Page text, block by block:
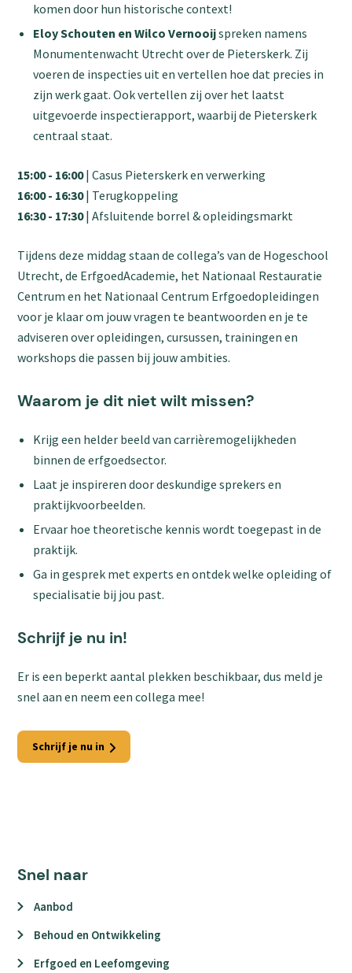
komen door hun historische context!
Eloy Schouten en Wilco Vernooijspreken namens
Monumentenwacht Utrecht over de Pieterskerk. Zij
voeren de inspecties uit en vertellen hoe dat precies in
zijn werk gaat. Ook vertellen zij over het laatst
uitgevoerde inspectierapport, waarbij de Pieterskerk
centraal staat.
15:00 - 16:00| Casus Pieterskerk en verwerking
16:00 - 16:30| Terugkoppeling
16:30 - 17:30| Afsluitende borrel & opleidingsmarkt
Tijdens deze middag staan de collega’s van de Hogeschool
Utrecht, de ErfgoedAcademie, het Nationaal Restauratie
Centrum en het Nationaal Centrum Erfgoedopleidingen
voor je klaar om jouw vragen te beantwoorden en je te
adviseren over opleidingen, cursussen, trainingen en
workshops die passen bij jouw ambities.
Waarom je dit niet wilt missen?
Krijg een helder beeld van carrièremogelijkheden
binnen de erfgoedsector.
Laat je inspireren door deskundige sprekers en
praktijkvoorbeelden.
Ervaar hoe theoretische kennis wordt toegepast in de
praktijk.
Ga in gesprek met experts en ontdek welke opleiding of
specialisatie bij jou past.
Schrijf je nu in!
Er is een beperkt aantal plekken beschikbaar, dus meld je
snel aan en neem een collega mee!
Schrijf je nu in
Snel naar
Aanbod
Behoud en Ontwikkeling
Erfgoed en Leefomgeving